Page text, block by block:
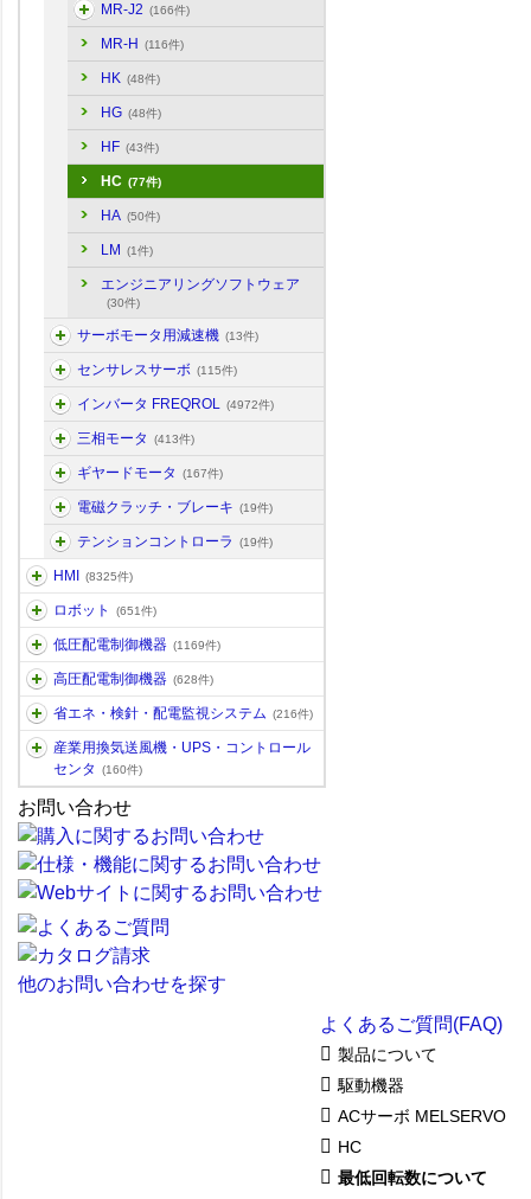
MR-J2 (166件)
MR-H (116件)
HK (48件)
HG (48件)
HF (43件)
HC (77件)
HA (50件)
LM (1件)
エンジニアリングソフトウェア
(30件)
サーボモータ用減速機 (13件)
センサレスサーボ (115件)
インバータ FREQROL (4972件)
三相モータ (413件)
ギヤードモータ (167件)
電磁クラッチ・ブレーキ (19件)
テンションコントローラ (19件)
HMI (8325件)
ロボット (651件)
低圧配電制御機器 (1169件)
高圧配電制御機器 (628件)
省エネ・検針・配電監視システム (216件)
産業用換気送風機・UPS・コントロール
センタ
(160件)
お問い合わせ
他のお問い合わせを探す
よくあるご質問(FAQ)
製品について
駆動機器
ACサーボ MELSERVO
HC
最低回転数について